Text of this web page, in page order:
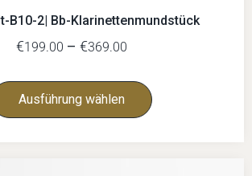
B10-2| Bb-Klarinettenmundstück
€199.00 – €369.00
Ausführung wählen